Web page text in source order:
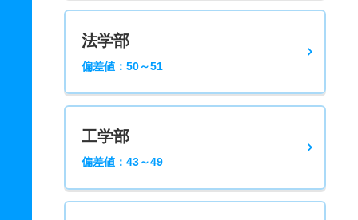
法学部
偏差値：50～51
工学部
偏差値：43～49